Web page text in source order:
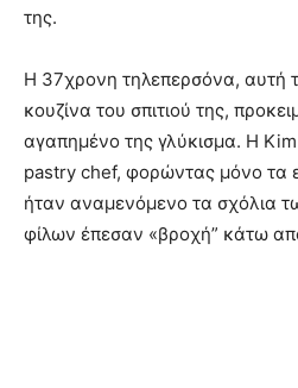
της.
Η 37χρονη τηλεπερσόνα, αυτή
κουζίνα του σπιτιού της,
αγαπημένο της γλύκισμα. Η
pastry chef, φορώντας μόνο τα
ήταν αναμενόμενο τα σχόλια
φίλων έπεσαν «βροχή” κάτω